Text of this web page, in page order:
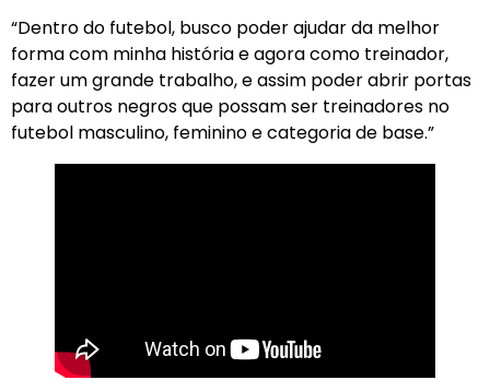
“Dentro do futebol, busco poder ajudar da melhor
forma com minha história e agora como treinador,
fazer um grande trabalho, e assim poder abrir portas
para outros negros que possam ser treinadores no
futebol masculino, feminino e categoria de base.”